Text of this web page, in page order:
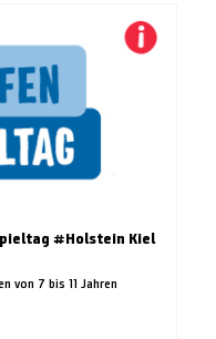
#Holstein Kiel
von 7 bis 11 Jahren